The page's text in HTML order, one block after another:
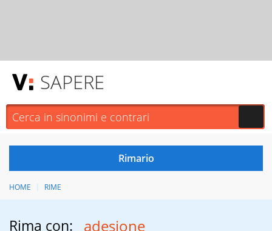
SAPERE
HOME RIME
Rima con: adesione